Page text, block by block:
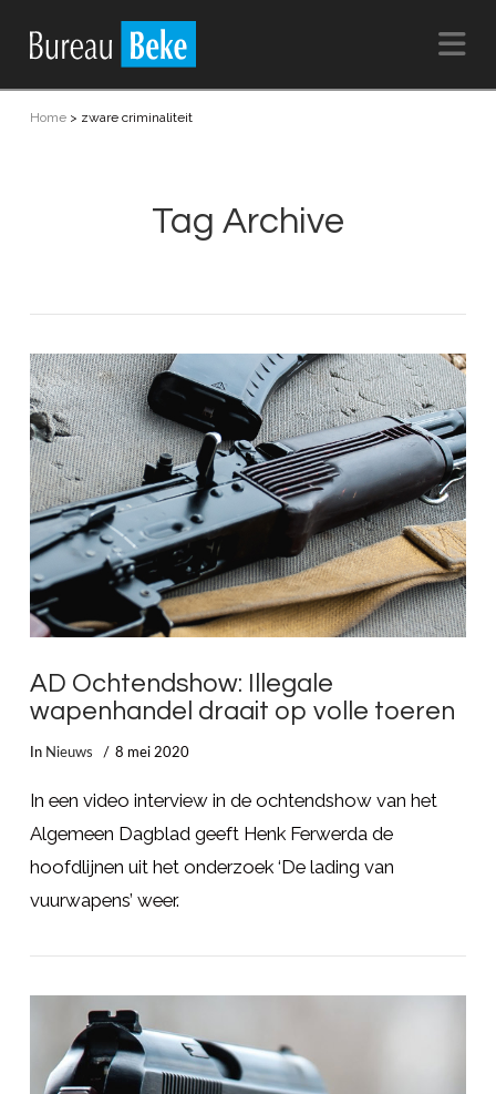
Home> zware criminaliteit
Tag Archive
LEES MEER
AD Ochtendshow: Illegale
wapenhandel draait op volle toeren
In Nieuws 8 mei 2020
In een video interview in de ochtendshow van het
Algemeen Dagblad geeft Henk Ferwerda de
hoofdlijnen uit het onderzoek ‘De lading van
vuurwapens’ weer.